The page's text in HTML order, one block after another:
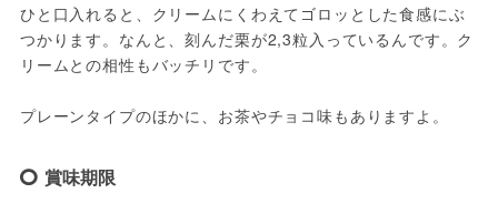
ひと口入れると、クリームにくわえてゴロッとした食感にぶ
つかります。なんと、刻んだ栗が2,3粒入っているんです。ク
リームとの相性もバッチリです。
プレーンタイプのほかに、お茶やチョコ味もありますよ。
賞味期限